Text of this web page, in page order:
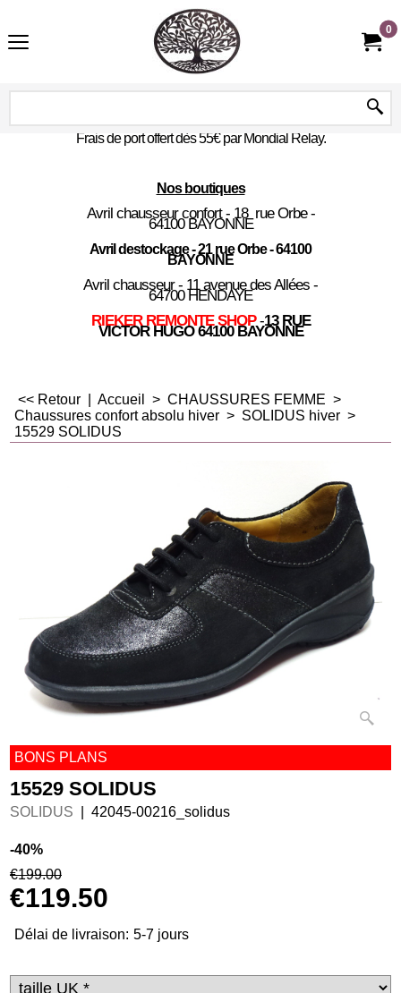
0
Frais de port offert dès 55€ par Mondial Relay.
Nos boutiques
Avril chausseur confort - 18 rue Orbe -
64100 BAYONNE
Avril destockage - 21 rue Orbe - 64100
BAYONNE
Avril chausseur - 11 avenue des Allées -
64700 HENDAYE
RIEKER REMONTE SHOP -13 RUE
VICTOR HUGO 64100 BAYONNE
<< Retour Accueil > CHAUSSURES FEMME >
Chaussures confort absolu hiver > SOLIDUS hiver >
15529 SOLIDUS
BONS PLANS
15529 SOLIDUS
SOLIDUS 42045-00216_solidus
-40%
€199.00
€119.50
Délai de livraison: 5-7 jours